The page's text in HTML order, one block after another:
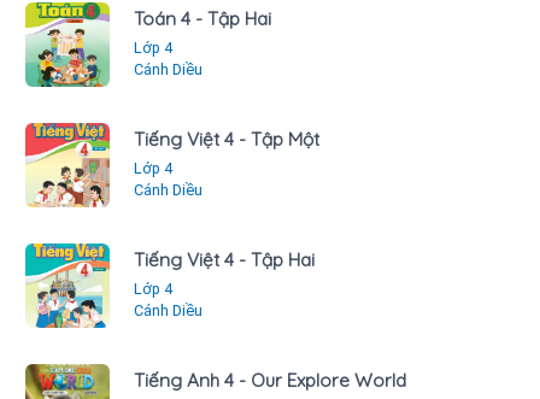
Toán 4 - Tập Hai
Lớp 4
Cánh Diều
Tiếng Việt 4 - Tập Một
Lớp 4
Cánh Diều
Tiếng Việt 4 - Tập Hai
Lớp 4
Cánh Diều
Tiếng Anh 4 - Our Explore World